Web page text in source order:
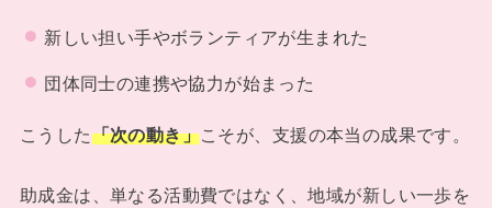
新しい担い手やボランティアが生まれた
団体同士の連携や協力が始まった
こうした「次の動き」こそが、支援の本当の成果です。
助成金は、単なる活動費ではなく、地域が新しい一歩を